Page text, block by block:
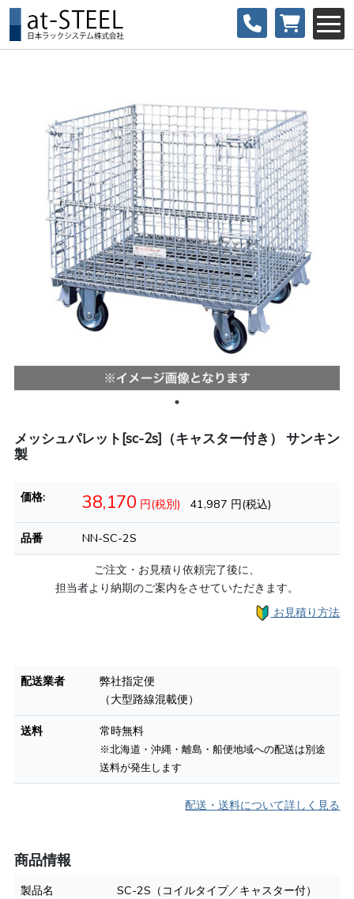
メッシュパレット[sc-2s]（キャスター付き） サンキン
製
価格: 38,170 円(税別) 41,987 円(税込)
品番
NN-SC-2S
ご注文・お見積り依頼完了後に、
担当者より納期のご案内をさせていただきます。
お見積り方法
配送業者
弊社指定便
（大型路線混載便）
送料
常時無料
※北海道・沖縄・離島・船便地域への配送は別途
送料が発生します
配送・送料について詳しく見る
商品情報
製品名
SC-2S（コイルタイプ／キャスター付）